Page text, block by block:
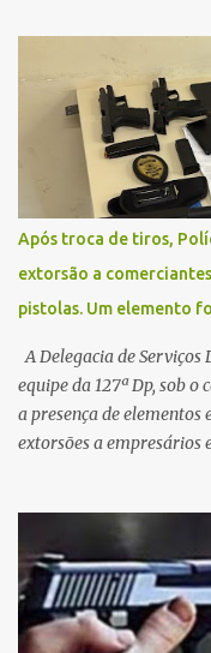
Contamos com a
uma situação climática
pública.
Após troca de tiros,
extorsão a
pistolas. Um elemento
A Delegacia de
equipe da 127ª Dp, sob
a presença de
extorsões a empresários
fugir da cidade
baleado na perna na
pistolas e uma réplica de
baleado foi identificado
político.